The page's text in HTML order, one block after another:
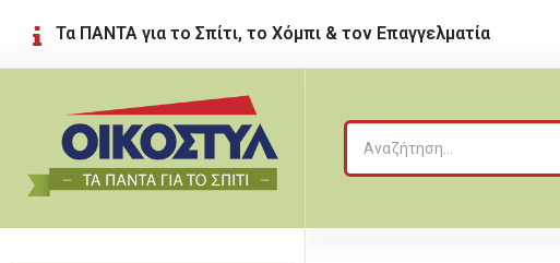
Τα ΠΑΝΤΑ για το Σπίτι, το Χόμπι & τον Επαγγελματία